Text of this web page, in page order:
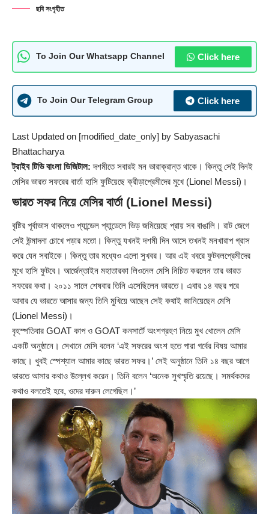
ছবি সংগৃহীত
To Join Our Whatsapp Channel Click here
To Join Our Telegram Group Click here
Last Updated on [modified_date_only] by Sabyasachi
Bhattacharya
ট্রাইব টিভি বাংলা ডিজিটাল: দশমীতে সবারই মন ভারাক্রান্ত থাকে। কিন্তু সেই দিনই
মেসির ভারত সফরের বার্তা হাসি ফুটিয়েছে ক্রীড়াপ্রেমীদের মুখে (Lionel Messi)।
ভারত সফর নিয়ে মেসির বার্তা (Lionel Messi)
বৃষ্টির পূর্বাভাস থাকলেও প্যান্ডেল প্যান্ডেলে ভিড় জমিয়েছে প্রায় সব বাঙালি। রাট জেগে
সেই উন্মাদনা চোখে পড়ার মতো। কিন্তু যখনই দশমী দিন আসে তখনই মনখারাপ গ্রাস
করে যেন সবাইকে। কিন্তু তার মধ্যেও এলো সুখবর। আর এই খবরে ফুটবলপ্রেমীদের
মুখে হাসি ফুটবে। আর্জেন্তাইন মহাতারকা লিওনেল মেসি নিচিত করলেন তার ভারত
সফরের কথা। ২০১১ সালে শেষবার তিনি এসেছিলেন ভারতে। এবার ১৪ বছর পরে
আবার যে ভারতে আসার জন্য তিনি মুখিয়ে আছেন সেই কথাই জানিয়েছেন মেসি
(Lionel Messi)।
বৃহস্পতিবার GOAT কাপ ও GOAT কনসার্টে অংশগ্রহণ নিয়ে মুখ খোলেন মেসি
একটি অনুষ্ঠানে। সেখানে মেসি বলেন ‘এই সফরের অংশ হতে পারা গর্বের বিষয় আমার
কাছে। খুবই স্পেশ্যাল আমার কাছে ভারত সফর।’ সেই অনুষ্ঠানে তিনি ১৪ বছর আগে
ভারতে আসার কথাও উল্লেখ করেন। তিনি বলেন ‘অনেক সুখস্মৃতি রয়েছে। সমর্থকদের
কথাও বলতেই হবে, ওদের দারুন লেগেছিল।’